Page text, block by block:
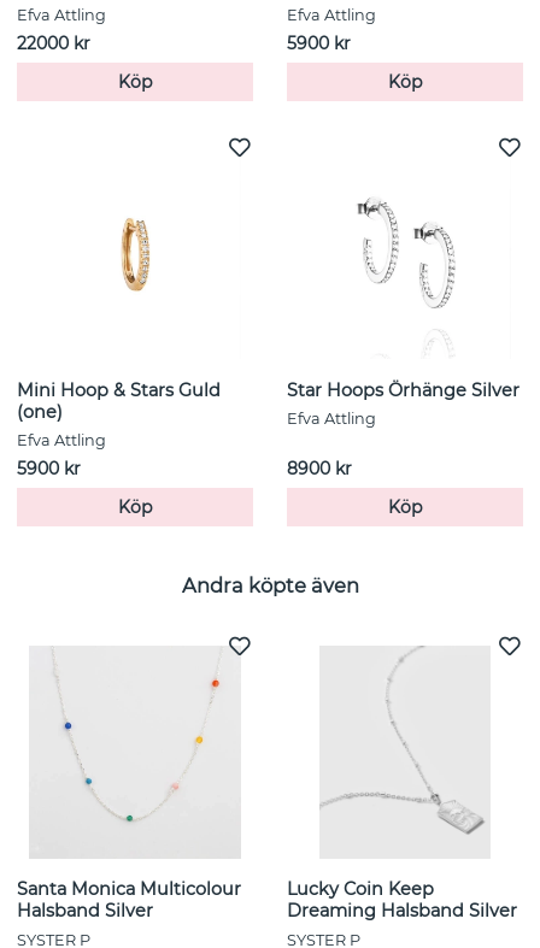
Efva Attling
22000 kr
Köp
Efva Attling
5900 kr
Köp
Mini Hoop & Stars Guld
(one)
Efva Attling
5900 kr
Köp
Star Hoops Örhänge Silver
Efva Attling
8900 kr
Köp
Andra köpte även
Santa Monica Multicolour
Halsband Silver
SYSTER P
Lucky Coin Keep
Dreaming Halsband Silver
SYSTER P